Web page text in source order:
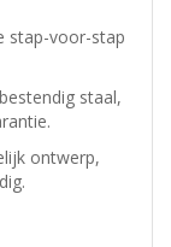
stap-voor-stap
staal,
ontwerp,